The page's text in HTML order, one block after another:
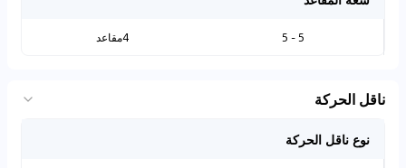
5 - 5 4مقاعد
ناقل الحركة
نوع ناقل الحركة